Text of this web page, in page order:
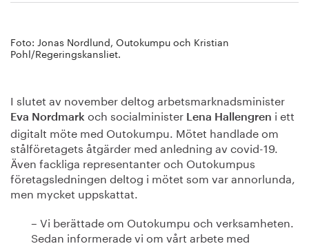
Om oss
Foto: Jonas Nordlund, Outokumpu och Kristian
Pohl/Regeringskansliet.
I slutet av november deltog arbetsmarknadsminister
Eva Nordmark och socialminister Lena Hallengren i ett
digitalt möte med Outokumpu. Mötet handlade om
stålföretagets åtgärder med anledning av covid-19.
Även fackliga representanter och Outokumpus
företagsledningen deltog i mötet som var annorlunda,
men mycket uppskattat.
– Vi berättade om Outokumpu och verksamheten.
Sedan informerade vi om vårt arbete med